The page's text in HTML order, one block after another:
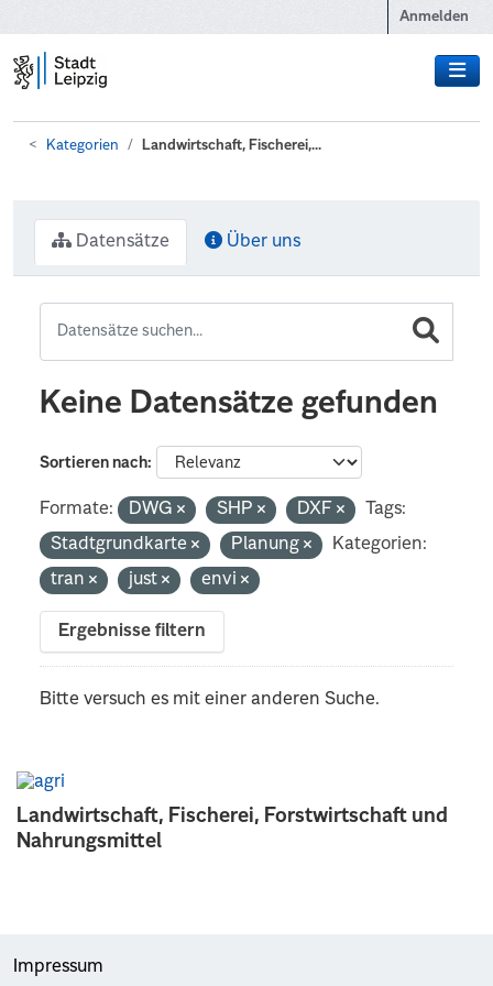
Anmelden
Kategorien Landwirtschaft, Fischerei,...
Landwirtschaft, Fischerei, Forstwirtschaft und
Nahrungsmittel
Datensätze Über uns
Keine Datensätze gefunden
Sortieren nach
Formate: DWG SHP DXF
Tags:
Stadtgrundkarte
Planung
Kategorien:
tran
just envi
Ergebnisse filtern
Bitte versuch es mit einer anderen Suche.
Impressum